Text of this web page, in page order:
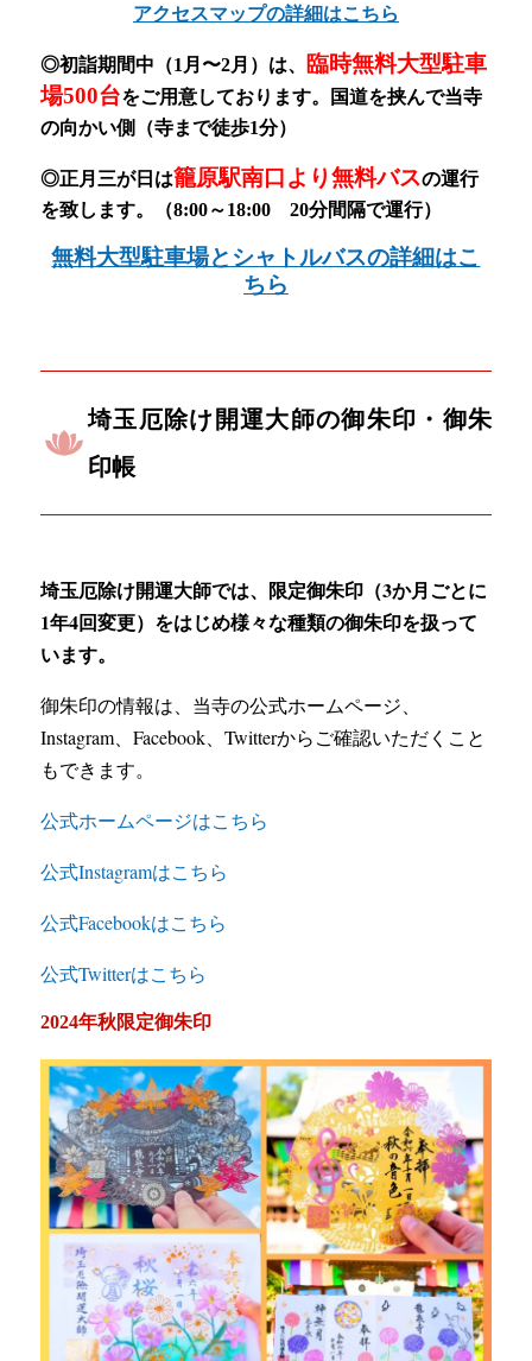
アクセスマップの詳細はこちら
◎初詣期間中（1月〜2月） は、 臨時無料大型駐車
場500台をご用意しております。
国道を挟んで当寺
の向かい側（寺まで徒歩1分）
◎正月三が日は籠原駅南口より無料バスの運行
を致します。（8:00～18:00 20分間隔で運行）
無料大型駐車場とシャトルバスの詳細はこ
ちら
埼玉厄除け開運大師の御朱印・御朱
印帳
埼玉厄除け開運大師では、限定御朱印（3か月ごとに
1年4回変更）をはじめ様々な種類の御朱印を扱って
います。
御朱印の情報は、当寺の公式ホームページ、
Instagram、Facebook、Twitterからご確認いただくこと
もできます。
公式ホームページはこちら
公式Instagramはこちら
公式Facebookはこちら
公式Twitterはこちら
2024年秋限定御朱印